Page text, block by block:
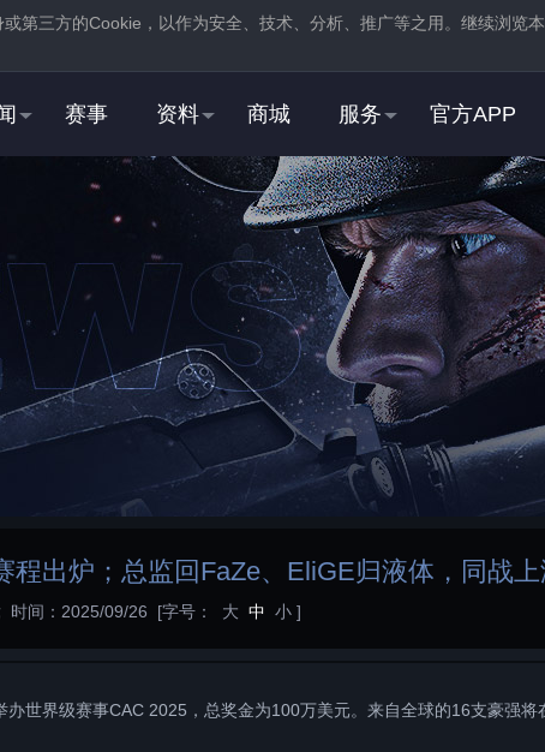
第三方的Cookie ，以作为安全、技术、分析、推广等之用。继续浏览
赛事 资料 商城 服务 官方APP
新用户
注册 蒸汽平台账号
3
登录蒸汽平台，在商店页
中找到并下载反恐精英：全
STEAM用户
2
属性
打开“
”选项卡
3
在“启动选项
-perfectworld”指令
出炉；总监回FaZe、EliGE归液体，同战
时间：2025/09/26 [字号： 大 中 小 ]
世界级赛事CAC 2025，总奖金为100万美元。来自全球的16支豪强将